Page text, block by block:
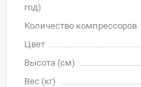
год)
Количество компрессоров
Цвет
Высота (см)
Вес (кг)